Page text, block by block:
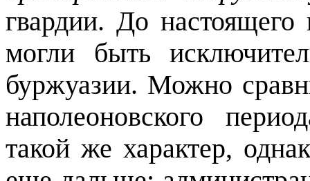
гвардии. До
могли быть
буржуазии. Можно
наполеоновского
такой же характер,